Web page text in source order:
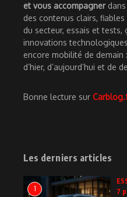
et vous accompagnerdans
des contenus clairs,
du secteur, essais et tests,
innovations
encore mobilité de demain :
d’hier, d’aujourd’hui et de
Bonne lecture sur
Les derniers articles
1
7